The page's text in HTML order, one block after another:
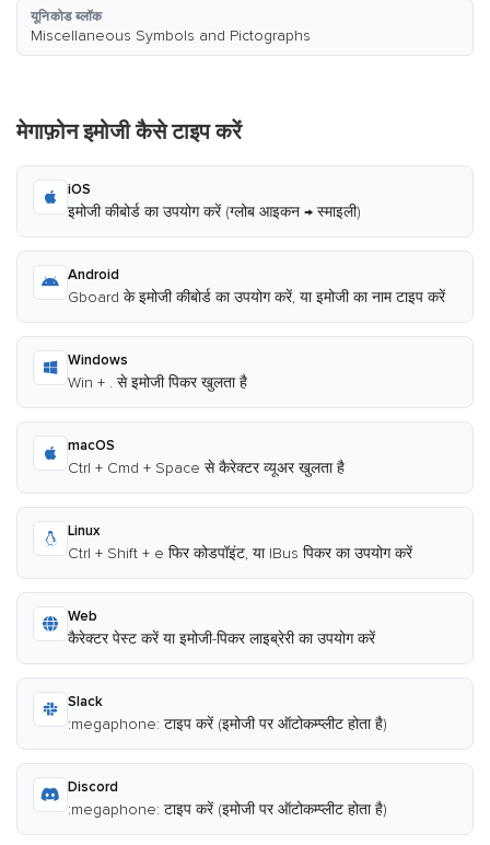
यूनिकोड ब्लॉक
Miscellaneous Symbols and Pictographs
मेगाफ़ोन इमोजी कैसे टाइप करें
iOS
इमोजी कीबोर्ड का उपयोग करें (ग्लोब आइकन → स्माइली)
Android
Gboard के इमोजी कीबोर्ड का उपयोग करें, या इमोजी का नाम टाइप करें
Windows
Win + . से इमोजी पिकर खुलता है
macOS
Ctrl + Cmd + Space से कैरेक्टर व्यूअर खुलता है
Linux
Ctrl + Shift + e फिर कोडपॉइंट, या IBus पिकर का उपयोग करें
Web
कैरेक्टर पेस्ट करें या इमोजी-पिकर लाइब्रेरी का उपयोग करें
Slack
:megaphone: टाइप करें (इमोजी पर ऑटोकम्प्लीट होता है)
Discord
:megaphone: टाइप करें (इमोजी पर ऑटोकम्प्लीट होता है)